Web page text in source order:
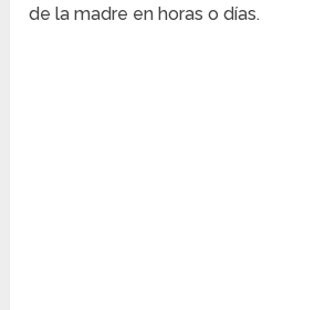
de la madre en horas o días.